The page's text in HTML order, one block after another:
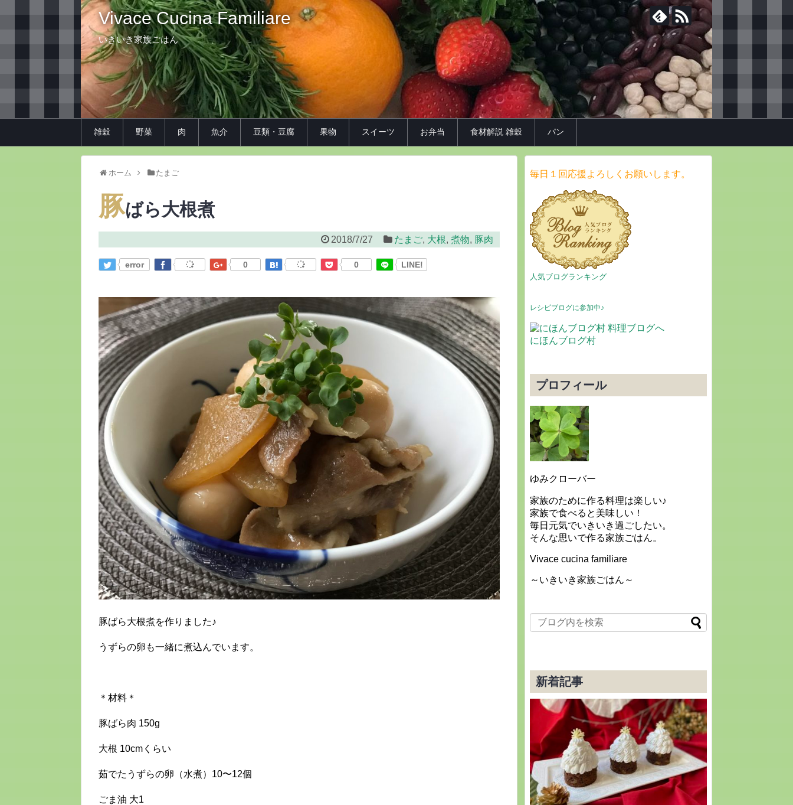
Vivace Cucina Familiare
いきいき家族ごはん
雑穀 野菜 肉 魚介 豆類・豆腐 果物 スイーツ お弁当 食材解説 雑穀 パン
ホーム たまご
豚ばら大根煮
2018/7/27 たまご, 大根, 煮物, 豚肉
error 0 0 LINE!
豚ばら大根煮を作りました♪
うずらの卵も一緒に煮込んでいます。
＊材料＊
豚ばら肉 150g
大根 10cmくらい
茹でたうずらの卵（水煮）10〜12個
ごま油 大1
毎日１回応援よろしくお願いします。
人気ブログランキング
レシピブログに参加中♪
にほんブログ村
プロフィール
ゆみクローバー
家族のために作る料理は楽しい♪
家族で食べると美味しい！
毎日元気でいきいき過ごしたい。
そんな思いで作る家族ごはん。
Vivace cucina familiare
～いきいき家族ごはん～
新着記事